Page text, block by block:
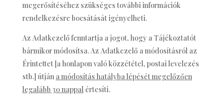
megerősítéséhez szükséges további információk
rendelkezésre bocsátását igényelheti.
Az Adatkezelő fenntartja a jogot, hogy a Tájékoztatót
bármikor módosítsa. Az Adatkezelő a módosításról az
Érintettet [a honlapon való közzététel, postai levelezés
stb.] útján a módosítás hatályba lépését megelőzően
legalább 30 nappalértesíti.